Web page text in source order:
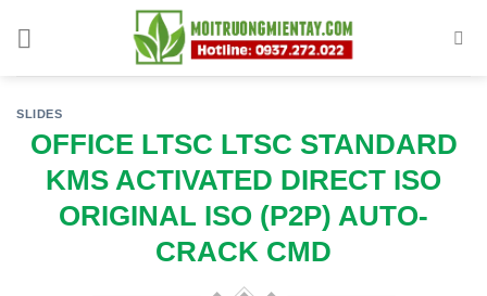
SLIDES
OFFICE LTSC LTSC STANDARD
KMS ACTIVATED DIRECT ISO
ORIGINAL ISO (P2P) AUTO-
CRACK CMD